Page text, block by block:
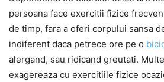
persoana face exercitii fizice
de timp, fara a oferi corpului sansa
indiferent daca petrece ore pe o
alergand, sau ridicand greutati.
exagereaza cu exercitiile fizice